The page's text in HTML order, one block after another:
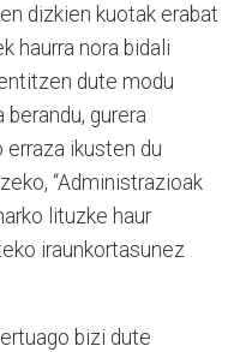
dizkien kuotak erabat
haurra nora bidali
dute modu
gurera
erraza ikusten du
“Administrazioak
lituzke haur
iraunkortasunez
bizi dute